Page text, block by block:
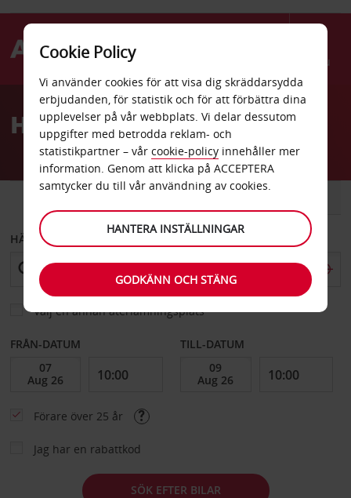
Menu
AvisHyrbil Kuopio flygplats
BIL
HÄMTA FRÅN
Välj en annan återlämningsplats
FRÅN-DATUM TILL-DATUM
Förare över 25 år
Jag har en rabattkod
SÖK EFTER BILAR
Cookie Policy
Vi använder cookies för att visa dig skräddarsydda
erbjudanden, för statistik och för att förbättra dina
upplevelser på vår webbplats. Vi delar dessutom
uppgifter med betrodda reklam- och
statistikpartner – vår cookie-policy innehåller mer
information. Genom att klicka på ACCEPTERA
samtycker du till vår användning av cookies.
HANTERA INSTÄLLNINGAR
GODKÄNN OCH STÄNG